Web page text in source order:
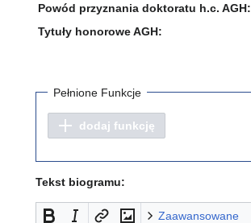
Powód przyznania doktoratu h.c. AGH:
Tytuły honorowe AGH:
Pełnione Funkcje
dodaj funkcję
Tekst biogramu:
Zaawansowane